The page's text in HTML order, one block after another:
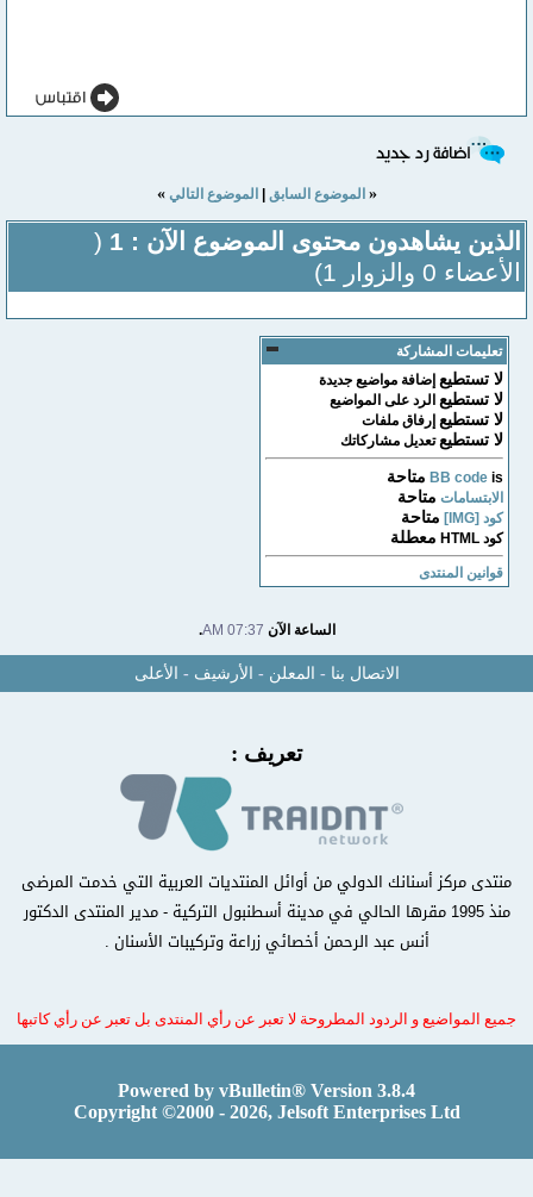
« الموضوع السابق|الموضوع التالي »
الذين يشاهدون محتوى الموضوع الآن : 1
(
الأعضاء 0 والزوار 1)
تعليمات المشاركة
لا تستطيعإضافة مواضيع جديدة
لا تستطيعالرد على المواضيع
لا تستطيعإرفاق ملفات
لا تستطيعتعديل مشاركاتك
BB codeis متاحة
الابتسامات متاحة
كود [IMG] متاحة
كود HTML معطلة
قوانين المنتدى
الساعة الآن07:37 AM
.
الاتصال بنا-المعلن-الأرشيف -الأعلى
تعريف :
منتدى مركز أسنانك الدولي من أوائل المنتديات العربية التي خدمت المرضى
منذ 1995 مقرها الحالي في مدينة أسطنبول التركية - مدير المنتدى الدكتور
أنس عبد الرحمن أخصائي زراعة وتركيبات الأسنان .
جميع المواضيع و الردود المطروحة لا تعبر عن رأي المنتدى بل تعبر عن رأي كاتبها
Powered by vBulletin® Version 3.8.4
Copyright ©2000 - 2026, Jelsoft Enterprises Ltd